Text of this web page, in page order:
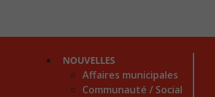
NOUVELLES
Affaires municipales
Communauté / Social